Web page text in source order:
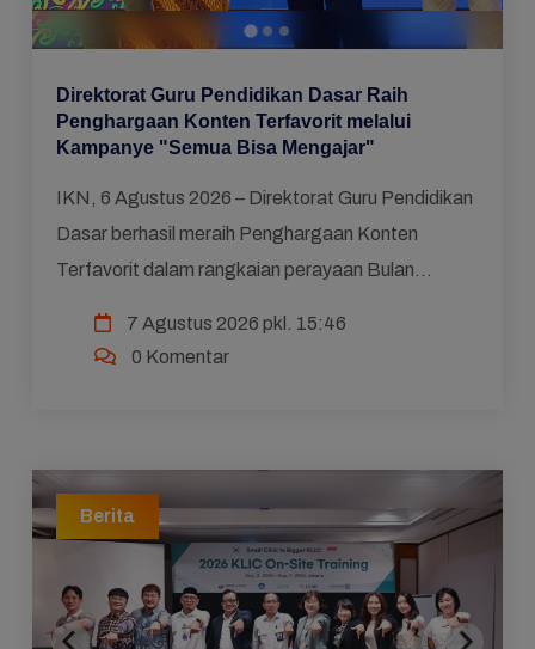
Direktorat Guru Pendidikan Dasar Raih
Penghargaan Konten Terfavorit melalui
Kampanye "Semua Bisa Mengajar"
IKN, 6 Agustus 2026 – Direktorat Guru Pendidikan
Dasar berhasil meraih Penghargaan Konten
Terfavorit dalam rangkaian perayaan Bulan
7 Agustus 2026 pkl. 15:46
0 Komentar
Berita